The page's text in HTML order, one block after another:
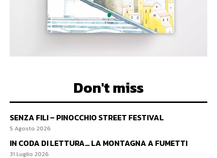
Don't miss
SENZA FILI – PINOCCHIO STREET FESTIVAL
5 Agosto 2026
IN CODA DI LETTURA… LA MONTAGNA A FUMETTI
31 Luglio 2026